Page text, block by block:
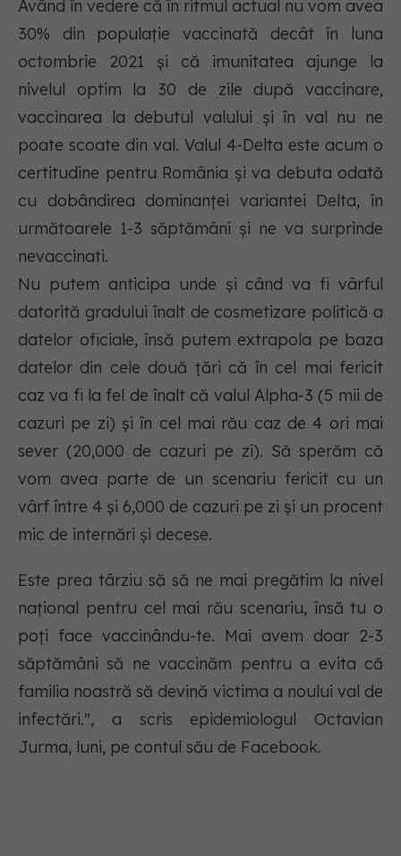
Având în vedere că în ritmul actual nu vom avea
30% din populație vaccinată decât în luna
octombrie 2021 și că imunitatea ajunge la
nivelul optim la 30 de zile după vaccinare,
vaccinarea la debutul valului și în val nu ne
poate scoate din val. Valul 4-Delta este acum o
certitudine pentru România și va debuta odată
cu dobândirea dominanței variantei Delta, în
următoarele 1-3 săptămâni și ne va surprinde
nevaccinati.
Nu putem anticipa unde și când va fi vârful
datorită gradului înalt de cosmetizare politică a
datelor oficiale, însă putem extrapola pe baza
datelor din cele două țări că în cel mai fericit
caz va fi la fel de înalt că valul Alpha-3 (5 mii de
cazuri pe zi) și în cel mai rău caz de 4 ori mai
sever (20,000 de cazuri pe zi). Să sperăm că
vom avea parte de un scenariu fericit cu un
vârf între 4 și 6,000 de cazuri pe zi și un procent
mic de internări și decese.
Este prea târziu să să ne mai pregătim la nivel
național pentru cel mai rău scenariu, însă tu o
poți face vaccinându-te. Mai avem doar 2-3
săptămâni să ne vaccinăm pentru a evita că
familia noastră să devină victima a noului val de
infectări.", a scris epidemiologul Octavian
Jurma, luni, pe contul său de Facebook.